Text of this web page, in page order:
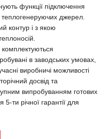
функції підключення
джерел.
контур і з якою
в заводських умовах,
виробничі можливості
досвід та
випробуванням готових
ти річної гарантії для